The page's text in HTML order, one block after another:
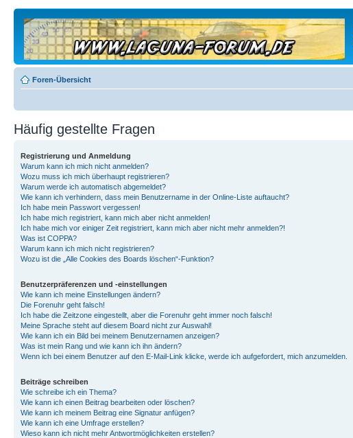
Foren-Übersicht
Häufig gestellte Fragen
Registrierung und Anmeldung
Warum kann ich mich nicht anmelden?
Wozu muss ich mich überhaupt registrieren?
Warum werde ich automatisch abgemeldet?
Wie kann ich verhindern, dass mein Benutzername in der Online-Liste auftaucht?
Ich habe mein Passwort vergessen!
Ich habe mich registriert, kann mich aber nicht anmelden!
Ich habe mich vor einiger Zeit registriert, kann mich aber nicht mehr anmelden?!
Was ist COPPA?
Warum kann ich mich nicht registrieren?
Wozu ist die „Alle Cookies des Boards löschen“-Funktion?
Benutzerpräferenzen und -einstellungen
Wie kann ich meine Einstellungen ändern?
Die Forenuhr geht falsch!
Ich habe die Zeitzone eingestellt, aber die Forenuhr geht immer noch falsch!
Meine Sprache steht auf diesem Board nicht zur Auswahl!
Wie kann ich ein Bild bei meinem Benutzernamen anzeigen?
Was ist mein Rang und wie kann ich ihn ändern?
Wenn ich bei einem Benutzer auf den E-Mail-Link klicke, werde ich aufgefordert, mich anzumelden.
Beiträge schreiben
Wie schreibe ich ein Thema?
Wie kann ich einen Beitrag bearbeiten oder löschen?
Wie kann ich meinem Beitrag eine Signatur anfügen?
Wie kann ich eine Umfrage erstellen?
Wieso kann ich nicht mehr Antwortmöglichkeiten erstellen?